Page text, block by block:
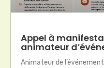
Appel à
animateur
Animateur de